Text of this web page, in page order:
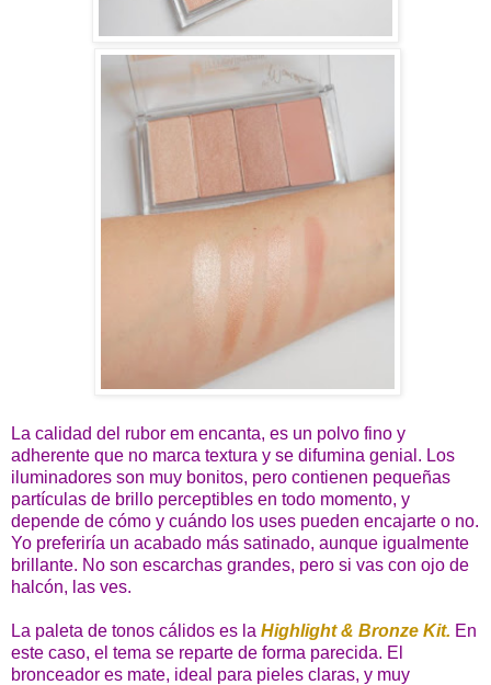
La calidad del rubor em encanta, es un polvo fino y
adherente que no marca textura y se difumina genial. Los
iluminadores son muy bonitos, pero contienen pequeñas
partículas de brillo perceptibles en todo momento, y
depende de cómo y cuándo los uses pueden encajarte o no.
Yo preferiría un acabado más satinado, aunque igualmente
brillante. No son escarchas grandes, pero si vas con ojo de
halcón, las ves.
La paleta de tonos cálidos es la Highlight & Bronze Kit. En
este caso, el tema se reparte de forma parecida. El
bronceador es mate, ideal para pieles claras, y muy